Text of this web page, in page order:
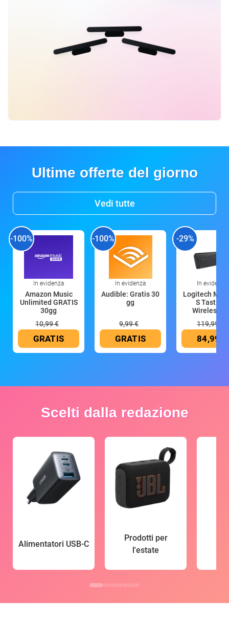
Ultime offerte del giorno
Vedi tutte
-100%
In evidenza
Amazon Music
Unlimited GRATIS
30gg
10,99 €
GRATIS
-100%
In evidenza
Audible: Gratis 30
gg
9,99 €
GRATIS
-29%
In evidenza
Logitech MX
S Tastiera
Wireless
119,99 €
84,99 €
Scelti dalla redazione
Alimentatori USB-C
Prodotti per
l'estate